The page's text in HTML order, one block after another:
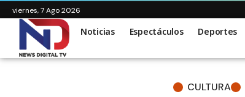
viernes, 7 Ago 2026
Noticias Espectáculos Deportes
CULTURA